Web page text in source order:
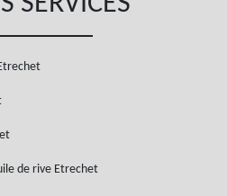
de rive Etrechet